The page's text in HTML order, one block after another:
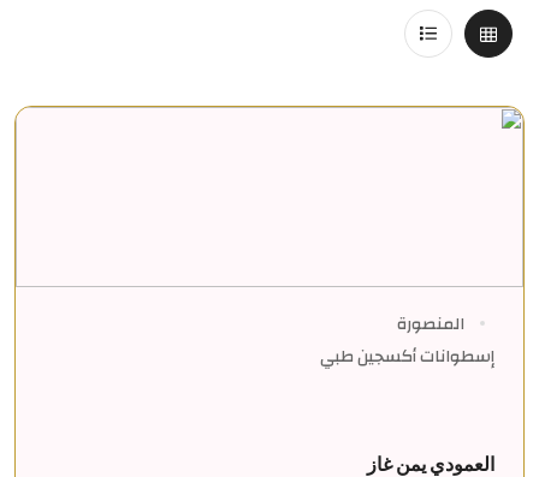
المنصورة
إسطوانات أكسجين طبي
العمودي يمن غاز